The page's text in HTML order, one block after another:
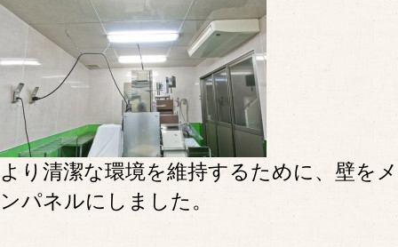
より清潔な環境を維持するために、壁を
ンパネルにしました。